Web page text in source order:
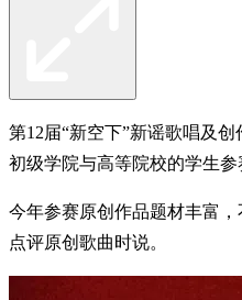
第12届“新空下”新谣歌唱及
初级学院与高等院校的学生
今年参赛原创作品题材丰富
点评原创歌曲时说。